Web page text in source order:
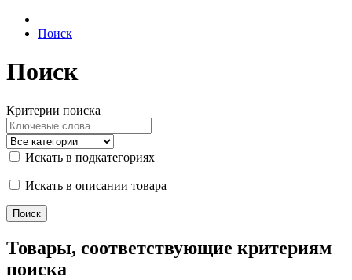
Поиск
Поиск
Критерии поиска
Искать в подкатегориях
Искать в описании товара
Товары, соответствующие критериям
поиска